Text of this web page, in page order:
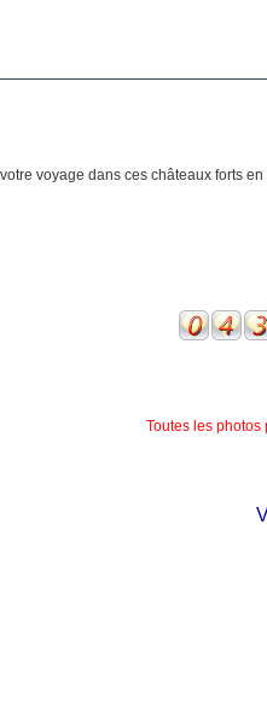
Toutes les photos